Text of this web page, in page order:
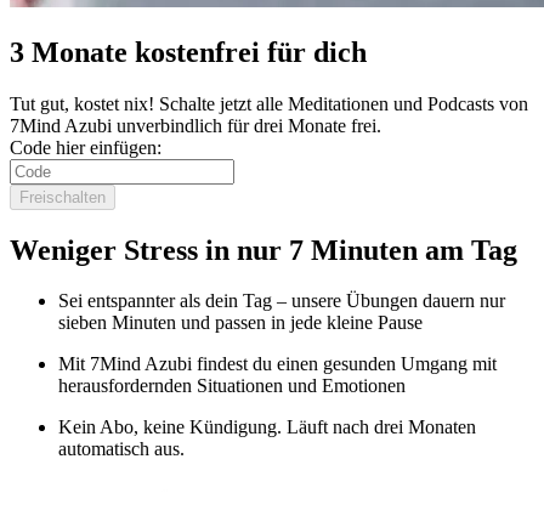
3 Monate kostenfrei für dich
Tut gut, kostet nix! Schalte jetzt alle Meditationen und Podcasts von
7Mind Azubi unverbindlich für drei Monate frei.
Code hier einfügen:
Freischalten
Weniger Stress in nur 7 Minuten am Tag
Sei entspannter als dein Tag – unsere Übungen dauern nur
sieben Minuten und passen in jede kleine Pause
Mit 7Mind Azubi findest du einen gesunden Umgang mit
herausfordernden Situationen und Emotionen
Kein Abo, keine Kündigung. Läuft nach drei Monaten
automatisch aus.